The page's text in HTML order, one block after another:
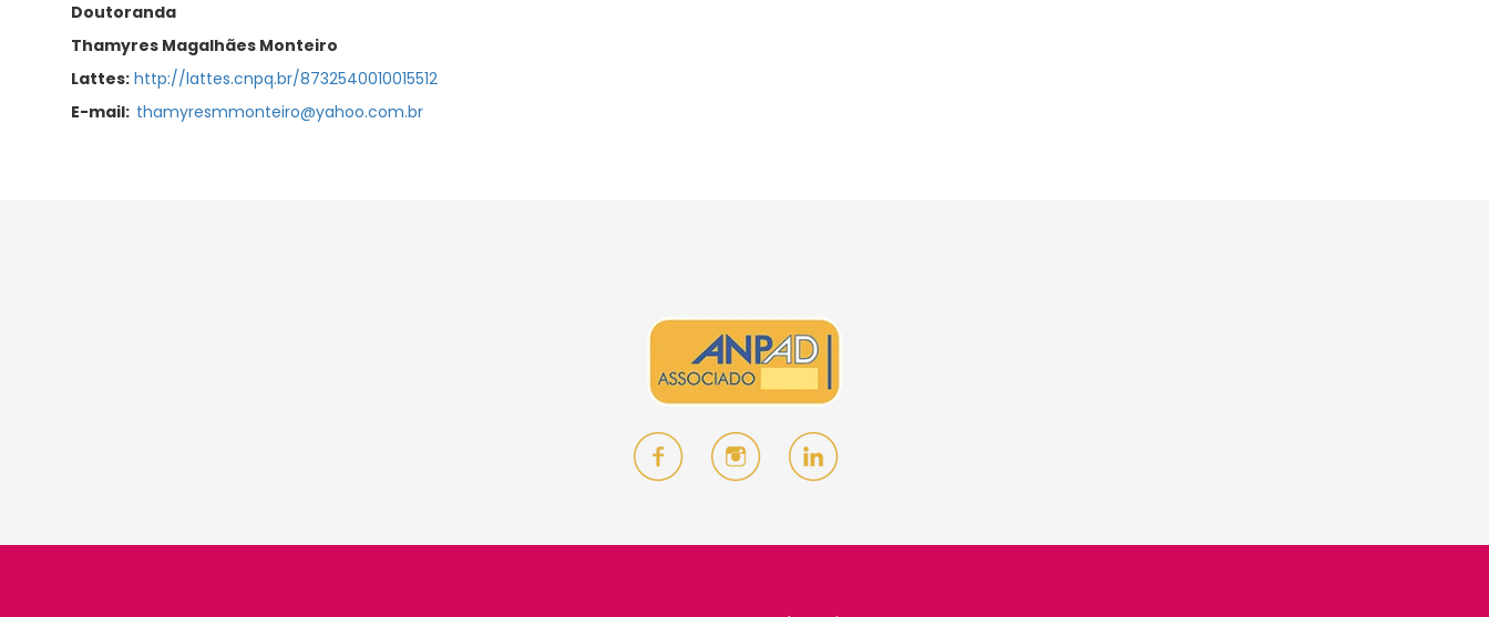
Doutoranda
Thamyres Magalhães Monteiro
Lattes: http://lattes.cnpq.br/8732540010015512
E-mail: thamyresmmonteiro@yahoo.com.br